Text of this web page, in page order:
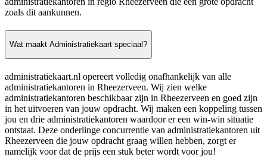
zoals dit aankunnen.
Wat maakt Administratiekaart speciaal?
administratiekaart.nl opereert volledig onafhankelijk van alle
administratiekantoren in Rheezerveen. Wij zien welke
administratiekantoren beschikbaar zijn in Rheezerveen en goed zijn
in het uitvoeren van jouw opdracht. Wij maken een koppeling tussen
jou en drie administratiekantoren waardoor er een win-win situatie
ontstaat. Deze onderlinge concurrentie van administratiekantoren uit
Rheezerveen die jouw opdracht graag willen hebben, zorgt er
namelijk voor dat de prijs een stuk beter wordt voor jou!